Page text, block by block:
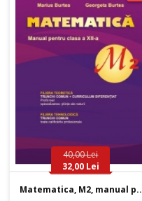
40,00 Lei
32,00 Lei
Matematica, M2, manual p..